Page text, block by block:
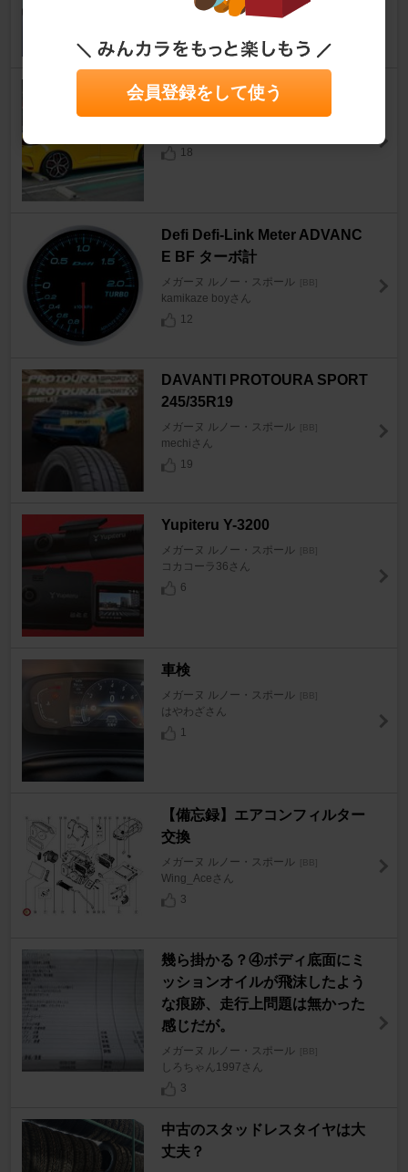
江戸井さん
H&R TRAK+ Wheel Spacers
メガーヌ ルノー・スポール [BB]
18
Defi Defi-Link Meter ADVANC
E BF ターボ計
メガーヌ ルノー・スポール
kamikaze boyさん
12
DAVANTI PROTOURA SPORT
245/35R19
メガーヌ ルノー・スポール
mechiさん
19
Yupiteru Y-3200
メガーヌ ルノー・スポール
コカコーラ36さん
6
車検
メガーヌ ルノー・スポール
はやわざさん
1
【備忘録】エアコンフィルター
交換
メガーヌ ルノー・スポール
Wing_Aceさん
3
幾ら掛かる？④ボディ底面にミ
ッションオイルが飛沫したよう
な痕跡、走行上問題は無かった
感じだが。
メガーヌ ルノー・スポール
しろちゃん1997さん
3
中古のスタッドレスタイヤは大
丈夫？
会員登録をして使う